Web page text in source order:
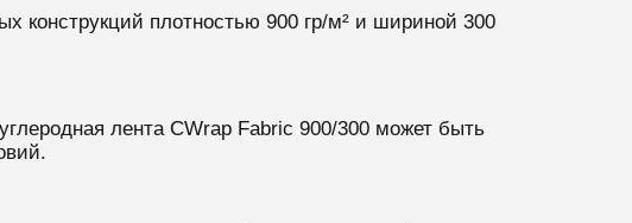
конструкций плотностью 900 гр/м² и шириной 300
лента CWrap Fabric 900/300 может быть